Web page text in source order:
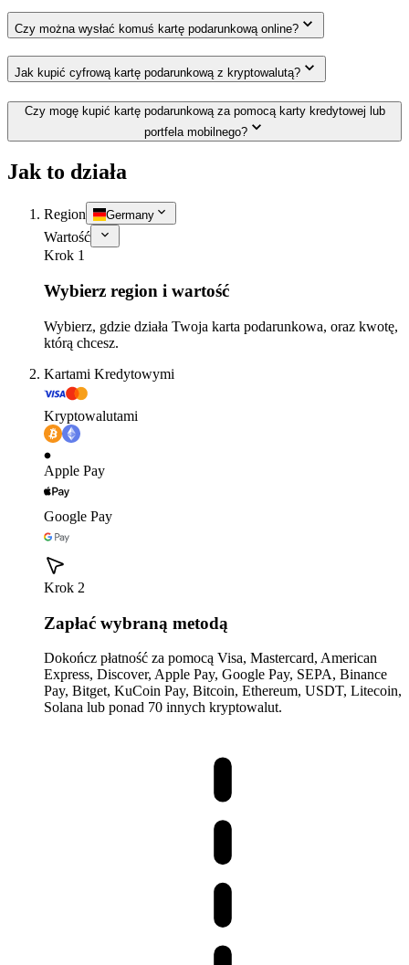
Czy można wysłać komuś kartę podarunkową online?
Jak kupić cyfrową kartę podarunkową z kryptowalutą?
Czy mogę kupić kartę podarunkową za pomocą karty kredytowej lub
portfela mobilnego?
Jak to działa
Region Germany
Wartość
Krok 1
Wybierz region i wartość
Wybierz, gdzie działa Twoja karta podarunkowa, oraz kwotę,
którą chcesz.
Kartami Kredytowymi
Kryptowalutami
Apple Pay
Google Pay
Krok 2
Zapłać wybraną metodą
Dokończ płatność za pomocą Visa, Mastercard, American
Express, Discover, Apple Pay, Google Pay, SEPA, Binance
Pay, Bitget, KuCoin Pay, Bitcoin, Ethereum, USDT, Litecoin,
Solana lub ponad 70 innych kryptowalut.